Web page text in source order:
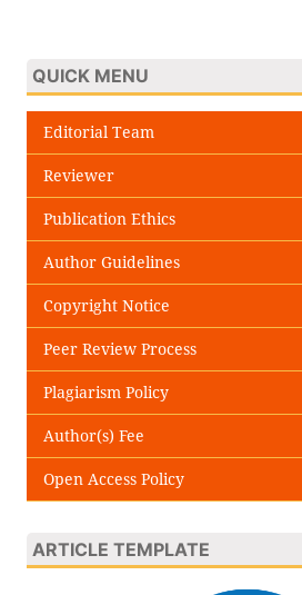
QUICK MENU
Editorial Team
Reviewer
Publication Ethics
Author Guidelines
Copyright Notice
Peer Review Process
Plagiarism Policy
Author(s) Fee
Open Access Policy
ARTICLE TEMPLATE